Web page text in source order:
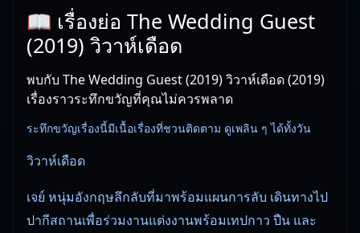
📖 เรื่องย่อ The Wedding Guest
(2019) วิวาห์เดือด
พบกับ The Wedding Guest (2019) วิวาห์เดือด (2019)
เรื่องราวระทึกขวัญที่คุณไม่ควรพลาด
ระทึกขวัญเรื่องนี้มีเนื้อเรื่องที่ชวนติดตาม ดูเพลิน ๆ ได้ทั้งวัน
วิวาห์เดือด
เจย์ หนุ่มอังกฤษลึกลับที่มาพร้อมแผนการลับ เดินทางไป
ปากีสถานเพื่อร่วมงานแต่งงานพร้อมเทปกาว ปืน และ